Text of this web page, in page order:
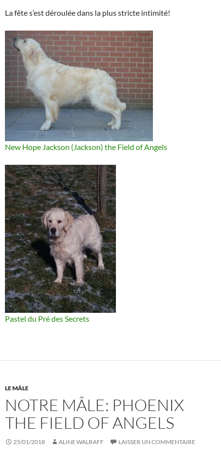
La fête s’est déroulée dans la plus stricte intimité!
New Hope Jackson (Jackson) the Field of Angels
Pastel du Pré des Secrets
LE MÂLE
NOTRE MÂLE: PHOENIX
THE FIELD OF ANGELS
25/01/2018 ALINE WALRAFF LAISSER UN COMMENTAIRE